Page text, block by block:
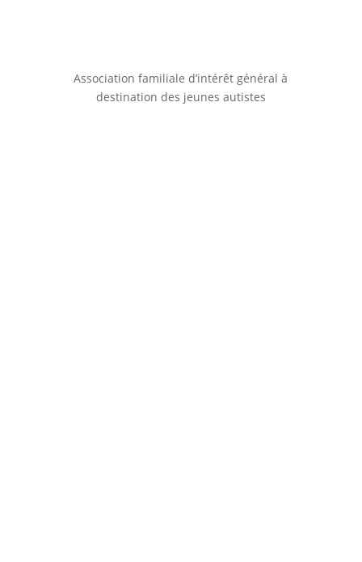
Association familiale d’intérêt général à
destination des jeunes autistes